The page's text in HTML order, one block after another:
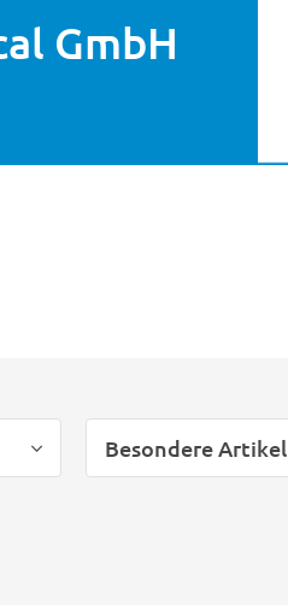
GmbH
Besondere Artikel